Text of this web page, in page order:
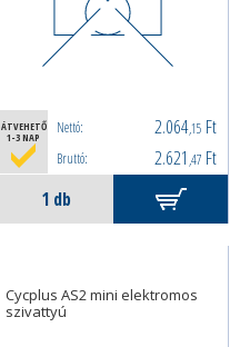
ÁTVEHETŐ
1-3 NAP
Nettó: 2.064,15 Ft
Bruttó: 2.621 ,47 Ft
Cycplus AS2 mini elektromos
szivattyú